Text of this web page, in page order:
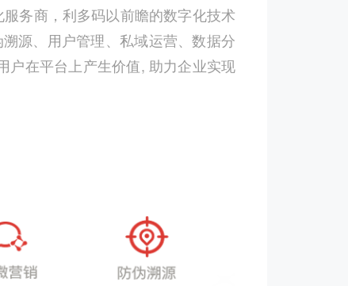
务商，利多码以前瞻的数字化技术
源、用户管理、私域运营、数据分
户在平台上产生价值, 助力企业实现